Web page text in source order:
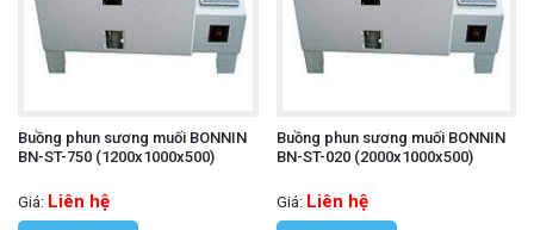
Buồng phun sương muối BONNIN
BN-ST-750 (1200x1000x500)
Giá: Liên hệ
Buồng phun sương muối BONNIN
BN-ST-020 (2000x1000x500)
Giá: Liên hệ